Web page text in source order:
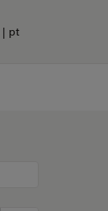
| pt